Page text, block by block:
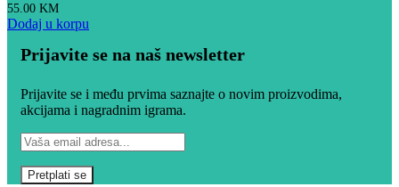
55.00 KM
Dodaj u korpu
Prijavite se na naš newsletter
Prijavite se i među prvima saznajte o novim proizvodima,
akcijama i nagradnim igrama.